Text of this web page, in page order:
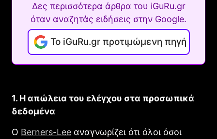
Δες περισσότερα άρθρα του iGuRu.gr
όταν αναζητάς ειδήσεις στην Google.
Το iGuRu.gr προτιμώμενη πηγή
1. Η απώλεια του ελέγχου στα προσωπικά
δεδομένα
Ο Berners-Lee αναγνωρίζει ότι όλοι όσοι